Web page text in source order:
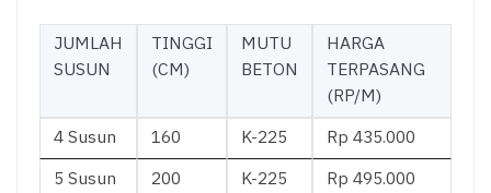
JUMLAH
SUSUN
TINGGI
(CM)
MUTU
BETON
HARGA
TERPASANG
(RP/M)
4 Susun
160 K-225
Rp 435.000
5 Susun
200 K-225
Rp 495.000